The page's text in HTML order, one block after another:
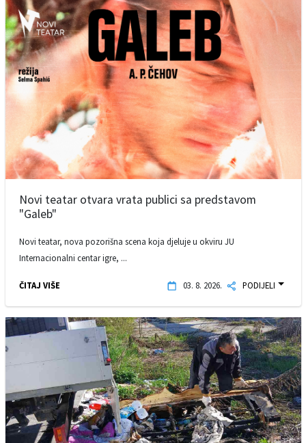
Novi teatar otvara vrata publici sa predstavom
"Galeb"
Novi teatar, nova pozorišna scena koja djeluje u okviru JU
Internacionalni centar igre, ...
ČITAJ VIŠE 03. 8. 2026. PODIJELI